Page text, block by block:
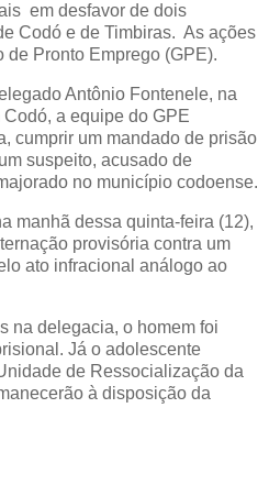
em desfavor de dois
Codó e de Timbiras. As ações
de Pronto Emprego (GPE).
Antônio Fontenele, na
a equipe do GPE
cumprir um mandado de prisão
suspeito, acusado de
no município codoense.
manhã dessa quinta-feira (12),
provisória contra um
ato infracional análogo ao
na delegacia, o homem foi
Já o adolescente
de Ressocialização da
à disposição da